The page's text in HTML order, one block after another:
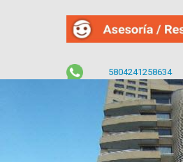
5804241258634